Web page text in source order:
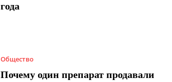
года
Общество
Почему один препарат продавали